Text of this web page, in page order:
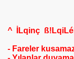
^ İLqinç
- Fareler